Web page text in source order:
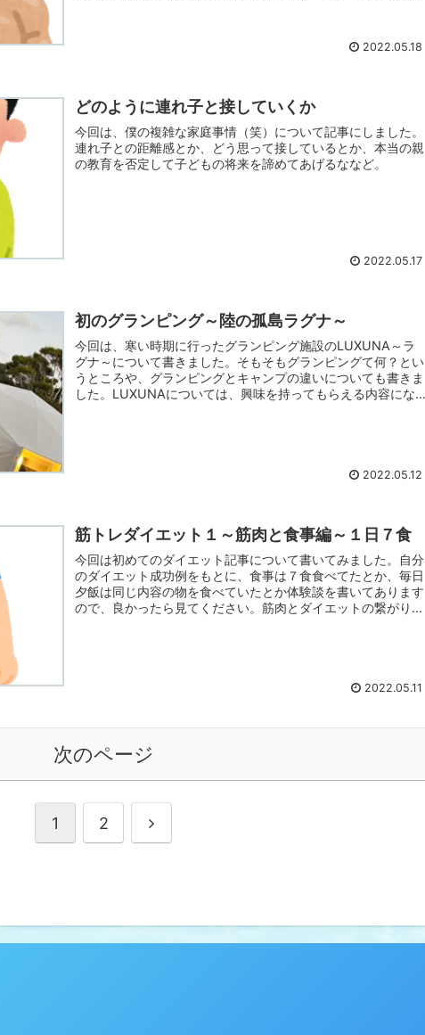
2022.05.18
どのように連れ子と接していくか
今回は、僕の複雑な家庭事情（笑）について記事にしました。
連れ子との距離感とか、どう思って接しているとか、本当の親
の教育を否定して子どもの将来を諦めてあげるななど。
2022.05.17
初のグランピング～陸の孤島ラグナ～
今回は、寒い時期に行ったグランピング施設のLUXUNA～ラ
グナ～について書きました。そもそもグランピングて何？とい
うところや、グランピングとキャンプの違いについても書きま
した。LUXUNAについては、興味を持ってもらえる内容にな
2022.05.12
筋トレダイエット１～筋肉と食事編～１日７食
今回は初めてのダイエット記事について書いてみました。自分
のダイエット成功例をもとに、食事は７食食べてたとか、毎日
夕飯は同じ内容の物を食べていたとか体験談を書いてあります
ので、良かったら見てください。筋肉とダイエットの繋がりも
2022.05.11
次のページ
1 2